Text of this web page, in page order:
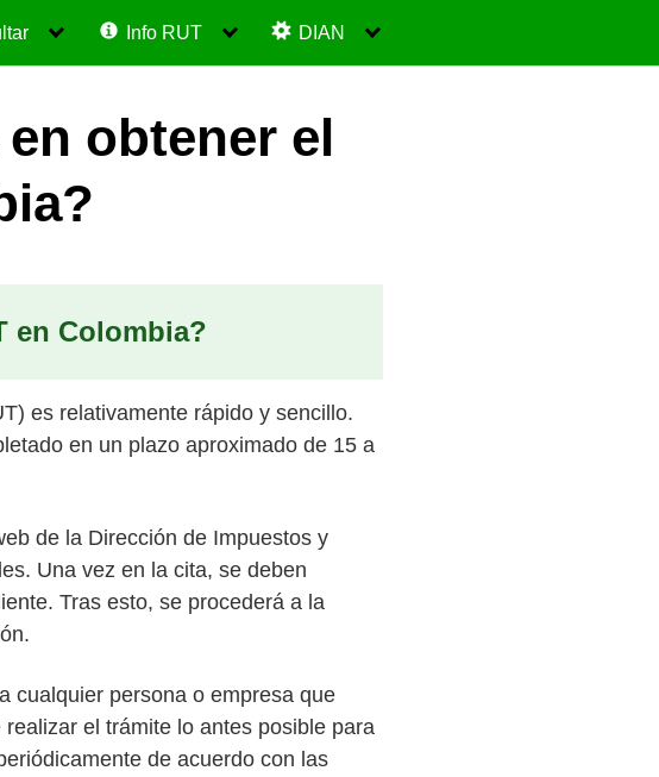
Info RUT DIAN
obtener el
en Colombia?
es relativamente rápido y sencillo.
en un plazo aproximado de 15 a
de la Dirección de Impuestos y
Una vez en la cita, se deben
Tras esto, se procederá a la
cualquier persona o empresa que
el trámite lo antes posible para
de acuerdo con las